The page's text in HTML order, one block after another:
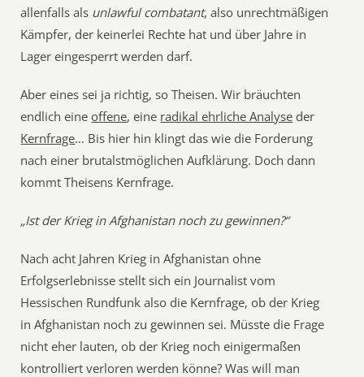
allenfalls als unlawful combatant, also unrechtmäßigen
Kämpfer, der keinerlei Rechte hat und über Jahre in
Lager eingesperrt werden darf.
Aber eines sei ja richtig, so Theisen. Wir bräuchten
endlich eineoffene, eine radikal ehrliche Analyse der
Kernfrage… Bis hier hin klingt das wie die Forderung
nach einer brutalstmöglichen Aufklärung. Doch dann
kommt Theisens Kernfrage.
„Ist der Krieg in Afghanistan noch zu gewinnen?“
Nach acht Jahren Krieg in Afghanistan ohne
Erfolgserlebnisse stellt sich ein Journalist vom
Hessischen Rundfunk also die Kernfrage, ob der Krieg
in Afghanistan noch zu gewinnen sei. Müsste die Frage
nicht eher lauten, ob der Krieg noch einigermaßen
kontrolliert verloren werden könne? Was will man